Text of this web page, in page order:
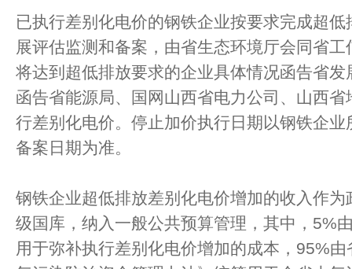
已执行差别化电价的钢铁企业按要求完成超
展评估监测和备案，由省生态环境厅会同省
将达到超低排放要求的企业具体情况函告省
函告省能源局、国网山西省电力公司、山西
行差别化电价。停止加价执行日期以钢铁企
备案日期为准。
钢铁企业超低排放差别化电价增加的收入作
级国库，纳入一般公共预算管理，其中，5%
用于弥补执行差别化电价增加的成本，95%